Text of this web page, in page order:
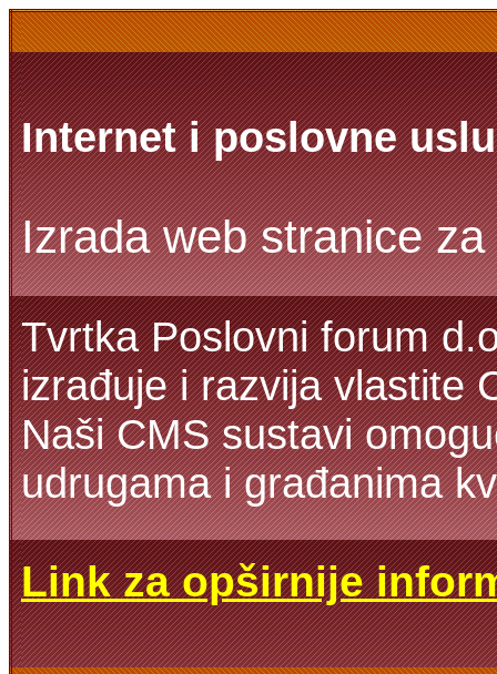
Internet i poslovne
Izrada web stranice
Tvrtka Poslovni forum
izrađuje i razvija vlastite
Naši CMS sustavi
udrugama i građanima
Link za opširnije